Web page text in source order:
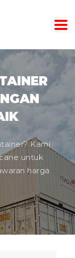
Kami
untuk
harga